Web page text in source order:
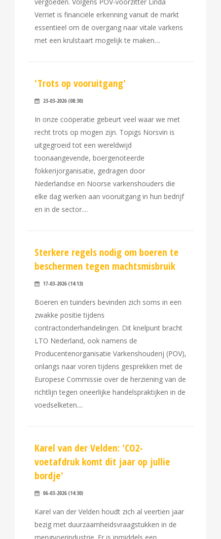
Verriet is financiële erkenning vanuit de markt
essentieel om de overgang naar vitale varkens
met een krulstaart mogelijk te maken.
'Trots op vooruitgang'
23-03-2026 (08:30)
In onze coöperatie gebeurt veel waar we met
recht trots op mogen zijn. Topigs Norsvin is
uitgegroeid tot een wereldwijd
toonaangevende, boergenoteerde
fokkerijorganisatie, gedragen door
Nederlandse en Noorse varkenshouders die
elke dag werken aan vooruitgang in hun bedrijf
en in de sector.
Sterkere regels nodig om boeren te
beschermen tegen machtsmisbruik
17-03-2026 (14:13)
Boeren en tuinders bevinden zich soms in een
zwakke positie tijdens
contractonderhandelingen. Dit knelpunt bracht
LTO Nederland, ook namens de
Producentenorganisatie Varkenshouderij (POV),
onlangs naar voren tijdens gesprekken met de
Europese Commissie over de herziening van de
richtlijn tegen oneerlijke handelspraktijken in de
voedselketen.
Karel van der Velden: 'CO2-
voetafdruk komt dit jaar op jullie
bordje'
06-03-2026 (14:30)
Karel van der Velden houdt zich al veertien jaar
bezig met duurzaamheidsvraagstukken in de